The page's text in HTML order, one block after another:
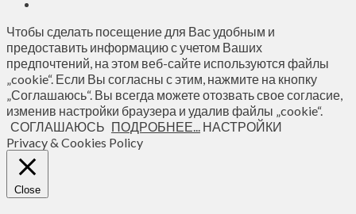
Чтобы сделать посещение для Вас удобным и
предоставить информацию с учетом Ваших
предпочтений, на этом веб-сайте используются файлы
„cookie“. Если Вы согласны с этим, нажмите на кнопку
„Соглашаюсь“. Вы всегда можете отозвать свое согласие,
изменив настройки браузера и удалив файлы „cookie“.
СОГЛАШАЮСЬ ПОДРОБНЕЕ... НАСТРОЙКИ
Privacy & Cookies Policy
Close